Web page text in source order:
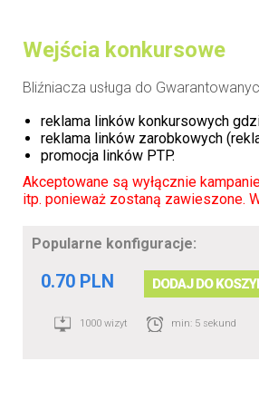
Wejścia konkursowe
Bliźniacza usługa do
reklama linków konkursowych
reklama linków zarobkowych
promocja linków PTP.
Akceptowane są wyłącznie
itp. ponieważ zostaną zawieszone.
Popularne konfiguracje:
0.70 PLN DODAJ DO
1000 wizyt min: 5 sekund